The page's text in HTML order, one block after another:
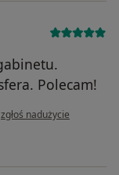
Polecam!
w opinii użytkownika Kasia
zgłoś nadużycie